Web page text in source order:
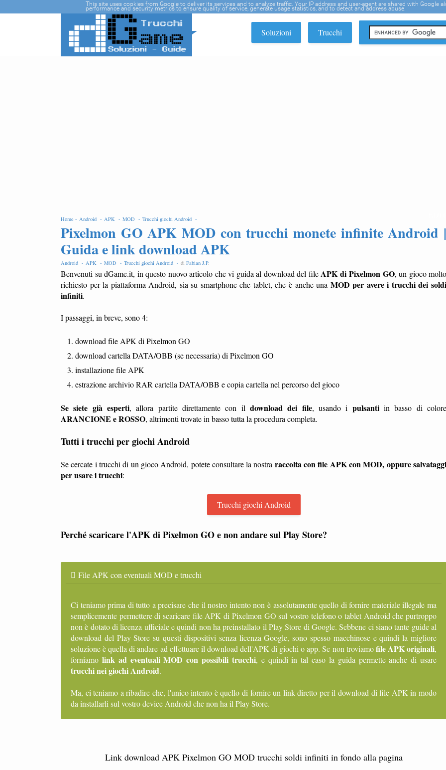
Soluzioni Trucchi
Home - Android - APK - MOD - Trucchi giochi Android -
Pixelmon GO APK MOD con trucchi monete infinite Android |
Guida e link download APK
Android - APK - MOD - Trucchi giochi Android - di Fabian J.P.
Benvenuti su dGame.it, in questo nuovo articolo che vi guida al download del fileAPK di Pixelmon GO, un gioco molto
richiesto per la piattaforma Android, sia su smartphone che tablet, che è anche una MOD per avere i trucchi dei
infiniti.
I passaggi, in breve, sono 4:
download file APK di Pixelmon GO
download cartella DATA/OBB (se necessaria) di Pixelmon GO
installazione file APK
estrazione archivio RAR cartella DATA/OBB e copia cartella nel percorso del gioco
Se siete già esperti, allora partite direttamente con il download dei file, usando i pulsantiin basso di
ARANCIONE e ROSSO, altrimenti trovate in basso tutta la procedura completa.
Tutti i trucchi per giochi Android
Se cercate i trucchi di un gioco Android, potete consultare la nostra raccolta con file APK con MOD, oppure
per usare i trucchi:
Trucchi giochi Android
Perché scaricare l'APK di Pixelmon GO e non andare sul Play Store?
File APK con eventuali MOD e trucchi
Ci teniamo prima di tutto a precisare che il nostro intento non è assolutamente quello di fornire materiale illegale ma
semplicemente permettere di scaricare file APK di Pixelmon GO sul vostro telefono o tablet Android che purtroppo
non è dotato di licenza ufficiale e quindi non ha preinstallato il Play Store di Google. Sebbene ci siano tante guide al
download del Play Store su questi dispositivi senza licenza Google, sono spesso macchinose e quindi la migliore
soluzione è quella di andare ad effettuare il download dell'APK di giochi o app. Se non troviamofile APK originali,
forniamo link ad eventuali MOD con possibili trucchi, e quindi in tal caso la guida permette anche di usare
trucchi nei giochi Android.
Ma, ci teniamo a ribadire che, l'unico intento è quello di fornire un link diretto per il download di file APK in modo
da installarli sul vostro device Android che non ha il Play Store.
Link download APK Pixelmon GO MOD trucchi soldi infiniti in fondo alla pagina
This site uses cookies from Google to deliver its services and to analyze traffic. Your IP address and user-agent are shared with Google
performance and security metrics to ensure quality of service, generate usage statistics, and to detect and address abuse.